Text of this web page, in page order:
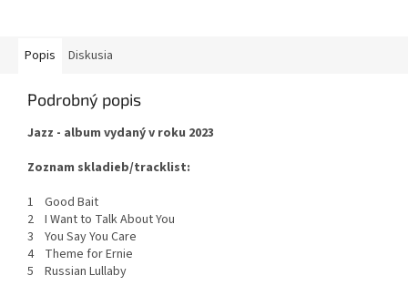
Popis Diskusia
Podrobný popis
Jazz - album vydaný v roku 2023
Zoznam skladieb/tracklist:
1 Good Bait
2 I Want to Talk About You
3 You Say You Care
4 Theme for Ernie
5 Russian Lullaby